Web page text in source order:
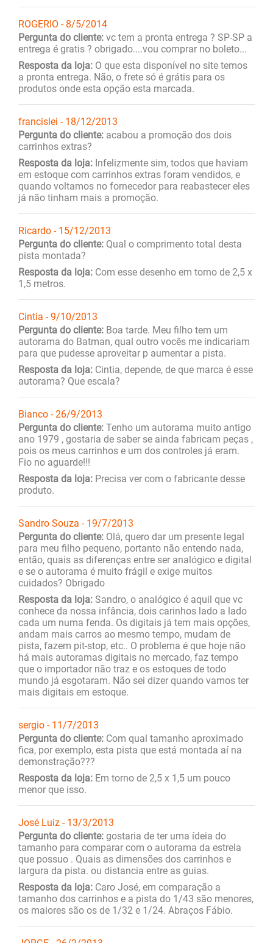
ROGERIO - 8/5/2014
Pergunta do cliente: vc tem a pronta entrega ? SP-SP a
entrega é gratis ? obrigado....vou comprar no boleto...
Resposta da loja: O que esta disponível no site temos
a pronta entrega. Não, o frete só é grátis para os
produtos onde esta opção esta marcada.
francislei - 18/12/2013
Pergunta do cliente: acabou a promoção dos dois
carrinhos extras?
Resposta da loja: Infelizmente sim, todos que haviam
em estoque com carrinhos extras foram vendidos, e
quando voltamos no fornecedor para reabastecer eles
já não tinham mais a promoção.
Ricardo - 15/12/2013
Pergunta do cliente: Qual o comprimento total desta
pista montada?
Resposta da loja: Com esse desenho em torno de 2,5 x
1,5 metros.
Cintia - 9/10/2013
Pergunta do cliente: Boa tarde. Meu filho tem um
autorama do Batman, qual outro vocês me indicariam
para que pudesse aproveitar p aumentar a pista.
Resposta da loja: Cintia, depende, de que marca é esse
autorama? Que escala?
Bianco - 26/9/2013
Pergunta do cliente: Tenho um autorama muito antigo
ano 1979 , gostaria de saber se ainda fabricam peças ,
pois os meus carrinhos e um dos controles já eram.
Fio no aguarde!!!
Resposta da loja: Precisa ver com o fabricante desse
produto.
Sandro Souza - 19/7/2013
Pergunta do cliente: Olá, quero dar um presente legal
para meu filho pequeno, portanto não entendo nada,
então, quais as diferenças entre ser analógico e digital
e se o autorama é muito frágil e exige muitos
cuidados? Obrigado
Resposta da loja: Sandro, o analógico é aquil que vc
conhece da nossa infância, dois carinhos lado a lado
cada um numa fenda. Os digitais já tem mais opções,
andam mais carros ao mesmo tempo, mudam de
pista, fazem pit-stop, etc.. O problema é que hoje não
há mais autoramas digitais no mercado, faz tempo
que o importador não traz e os estoques de todo
mundo já esgotaram. Não sei dizer quando vamos ter
mais digitais em estoque.
sergio - 11/7/2013
Pergunta do cliente: Com qual tamanho aproximado
fica, por exemplo, esta pista que está montada aí na
demonstração???
Resposta da loja: Em torno de 2,5 x 1,5 um pouco
menor que isso.
José Luiz - 13/3/2013
Pergunta do cliente: gostaria de ter uma ídeia do
tamanho para comparar com o autorama da estrela
que possuo . Quais as dimensões dos carrinhos e
largura da pista. ou distancia entre as guias.
Resposta da loja: Caro José, em comparação a
tamanho dos carrinhos e a pista do 1/43 são menores,
os maiores são os de 1/32 e 1/24. Abraços Fábio.